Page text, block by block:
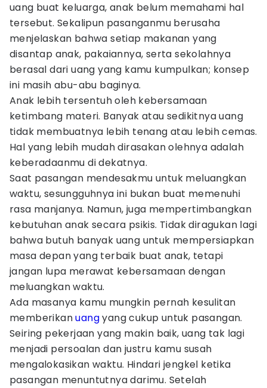
uang buat keluarga, anak belum memahami hal
tersebut. Sekalipun pasanganmu berusaha
menjelaskan bahwa setiap makanan yang
disantap anak, pakaiannya, serta sekolahnya
berasal dari uang yang kamu kumpulkan; konsep
ini masih abu-abu baginya.
Anak lebih tersentuh oleh kebersamaan
ketimbang materi. Banyak atau sedikitnya uang
tidak membuatnya lebih tenang atau lebih cemas.
Hal yang lebih mudah dirasakan olehnya adalah
keberadaanmu di dekatnya.
Saat pasangan mendesakmu untuk meluangkan
waktu, sesungguhnya ini bukan buat memenuhi
rasa manjanya. Namun, juga mempertimbangkan
kebutuhan anak secara psikis. Tidak diragukan lagi
bahwa butuh banyak uang untuk mempersiapkan
masa depan yang terbaik buat anak, tetapi
jangan lupa merawat kebersamaan dengan
meluangkan waktu.
Ada masanya kamu mungkin pernah kesulitan
memberikanuangyang cukup untuk pasangan.
Seiring pekerjaan yang makin baik, uang tak lagi
menjadi persoalan dan justru kamu susah
mengalokasikan waktu. Hindari jengkel ketika
pasangan menuntutnya darimu. Setelah